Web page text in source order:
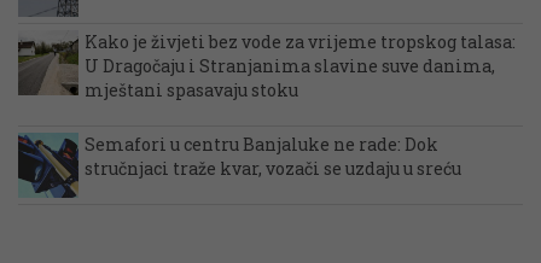
Kako je živjeti bez vode za vrijeme tropskog talasa:
U Dragočaju i Stranjanima slavine suve danima,
mještani spasavaju stoku
Semafori u centru Banjaluke ne rade: Dok
stručnjaci traže kvar, vozači se uzdaju u sreću